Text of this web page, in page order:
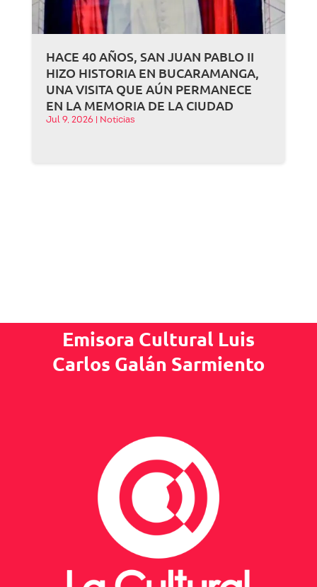
HACE 40 AÑOS, SAN JUAN PABLO II
HIZO HISTORIA EN BUCARAMANGA,
UNA VISITA QUE AÚN PERMANECE
EN LA MEMORIA DE LA CIUDAD
Jul 9, 2026 Noticias
Emisora Cultural Luis
Carlos Galán Sarmiento